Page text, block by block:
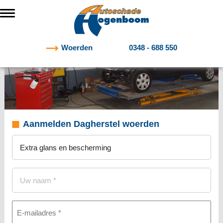
Woerden 0348 - 688 550
Aanmelden Dagherstel woerden
Onderwerp
(Vereist)
Naam
(Vereist)
E-